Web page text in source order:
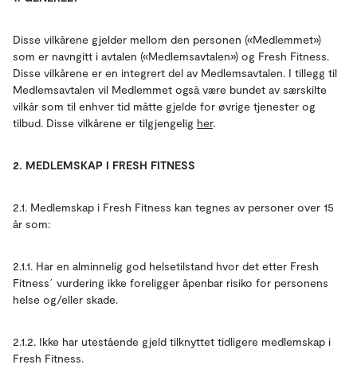
Disse vilkårene gjelder mellom den personen («Medlemmet»)
som er navngitt i avtalen («Medlemsavtalen») og Fresh Fitness.
Disse vilkårene er en integrert del av Medlemsavtalen. I tillegg til
Medlemsavtalen vil Medlemmet også være bundet av særskilte
vilkår som til enhver tid måtte gjelde for øvrige tjenester og
tilbud. Disse vilkårene er tilgjengelig her.
2. MEDLEMSKAP I FRESH FITNESS
2.1. Medlemskap i Fresh Fitness kan tegnes av personer over 15
år som:
2.1.1. Har en alminnelig god helsetilstand hvor det etter Fresh
Fitness´ vurdering ikke foreligger åpenbar risiko for personens
helse og/eller skade.
2.1.2. Ikke har utestående gjeld tilknyttet tidligere medlemskap i
Fresh Fitness.